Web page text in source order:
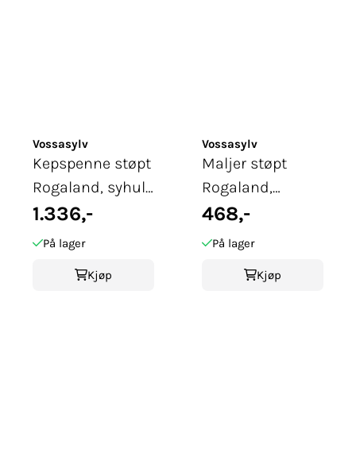
Vossasylv
Kepspenne støpt
Rogaland, syhull,
oksidert
1.336,-
På lager
Kjøp
Vossasylv
Maljer støpt
Rogaland,
oksidert
468,-
På lager
Kjøp